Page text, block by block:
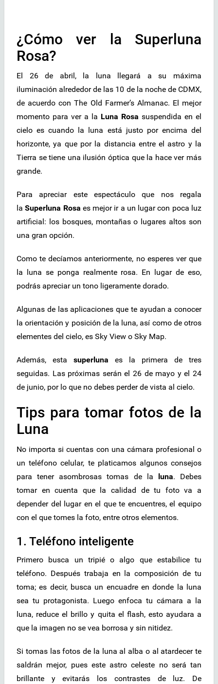
¿Cómo ver la Superluna
Rosa?
El 26 de abril, la luna llegará a su máxima
iluminación alrededor de las 10 de la noche de CDMX,
de acuerdo con The Old Farmer’s Almanac. El mejor
momento para ver a la Luna Rosa suspendida en el
cielo es cuando la luna está justo por encima del
horizonte, ya que por la distancia entre el astro y la
Tierra se tiene una ilusión óptica que la hace ver más
grande.
Para apreciar este espectáculo que nos regala
laSuperluna Rosa es mejor ir a un lugar con poca luz
artificial: los bosques, montañas o lugares altos son
una gran opción.
Como te decíamos anteriormente, no esperes ver que
la luna se ponga realmente rosa. En lugar de eso,
podrás apreciar un tono ligeramente dorado.
Algunas de las aplicaciones que te ayudan a conocer
la orientación y posición de la luna, así como de otros
elementes del cielo, es Sky View o Sky Map.
Además, esta superluna es la primera de tres
seguidas. Las próximas serán el 26 de mayo y el 24
de junio, por lo que no debes perder de vista al cielo.
Tips para tomar fotos de la
Luna
No importa si cuentas con una cámara profesional o
un teléfono celular, te platicamos algunos consejos
para tener asombrosas tomas de la luna. Debes
tomar en cuenta que la calidad de tu foto va a
depender del lugar en el que te encuentres, el equipo
con el que tomes la foto, entre otros elementos.
1. Teléfono inteligente
Primero busca un tripié o algo que estabilice tu
teléfono. Después trabaja en la composición de tu
toma; es decir, busca un encuadre en donde la luna
sea tu protagonista. Luego enfoca tu cámara a la
luna, reduce el brillo y quita el flash, esto ayudara a
que la imagen no se vea borrosa y sin nitidez.
Si tomas las fotos de la luna al alba o al atardecer te
saldrán mejor, pues este astro celeste no será tan
brillante y evitarás los contrastes de luz. De